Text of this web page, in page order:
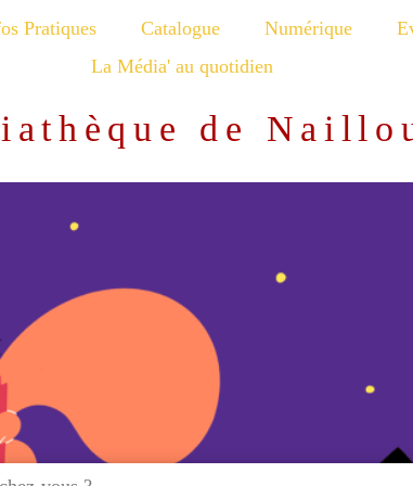
Pratiques Catalogue Numérique
La Média' au quotidien
de